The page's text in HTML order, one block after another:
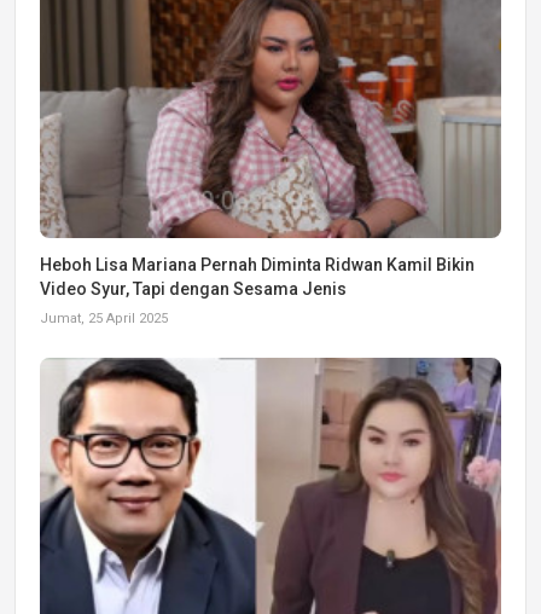
Heboh Lisa Mariana Pernah Diminta Ridwan Kamil Bikin
Video Syur, Tapi dengan Sesama Jenis
Jumat, 25 April 2025